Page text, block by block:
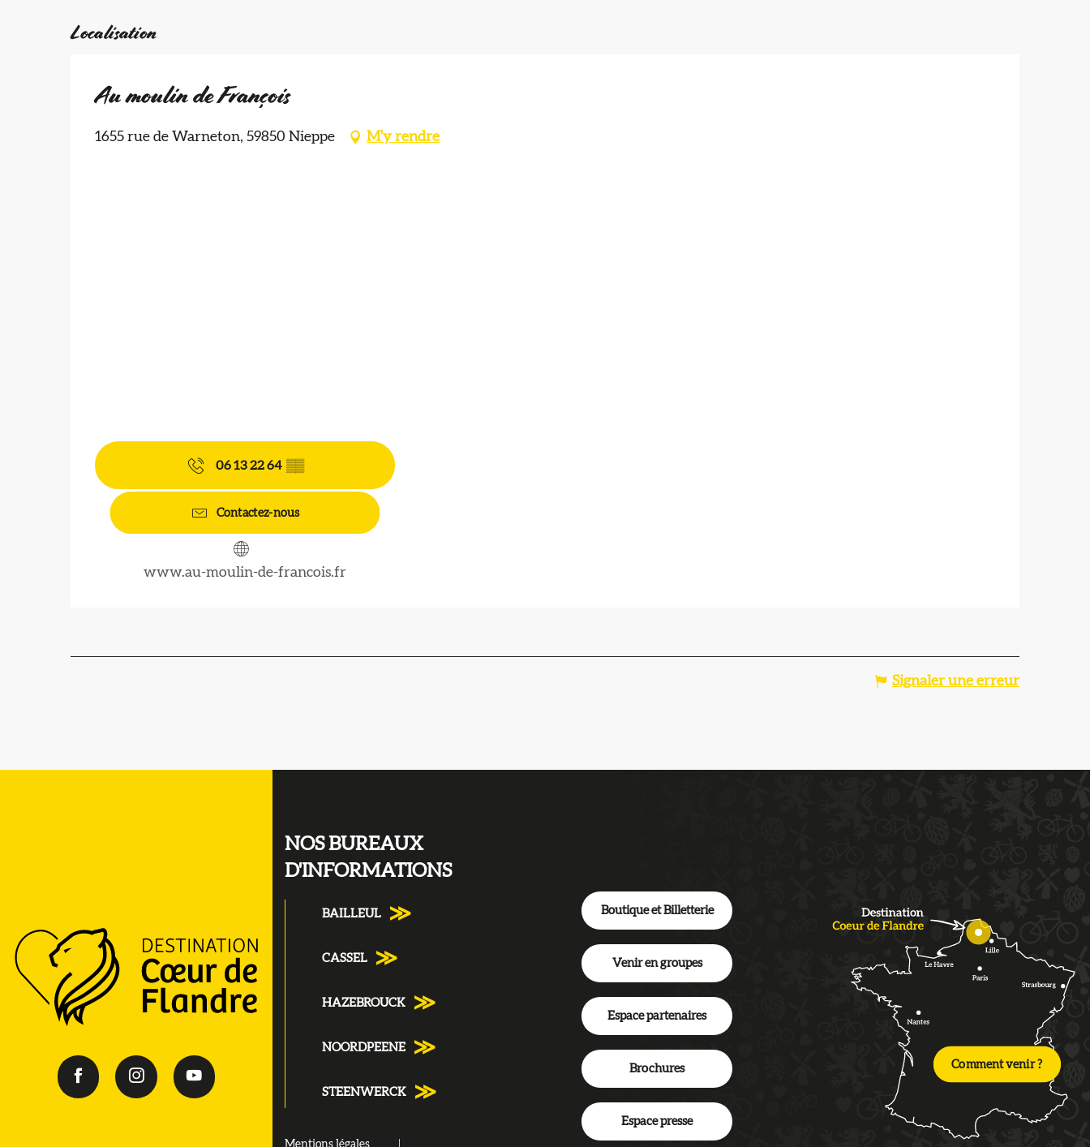
Localisation
Au moulin de François
1655 rue de Warneton, 59850 Nieppe M'y rendre
06 13 22 64 ▒▒
Contactez-nous
www.au-moulin-de-francois.fr
Signaler une erreur
NOS BUREAUX
D'INFORMATIONS
BAILLEUL
CASSEL
HAZEBROUCK
NOORDPEENE
STEENWERCK
Mentions légales
Boutique et Billetterie
Venir en groupes
Espace partenaires
Brochures
Espace presse
Comment venir ?